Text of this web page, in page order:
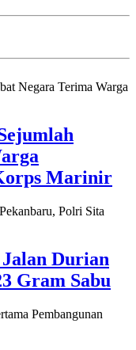
Marinir
Durian
Gram Sabu